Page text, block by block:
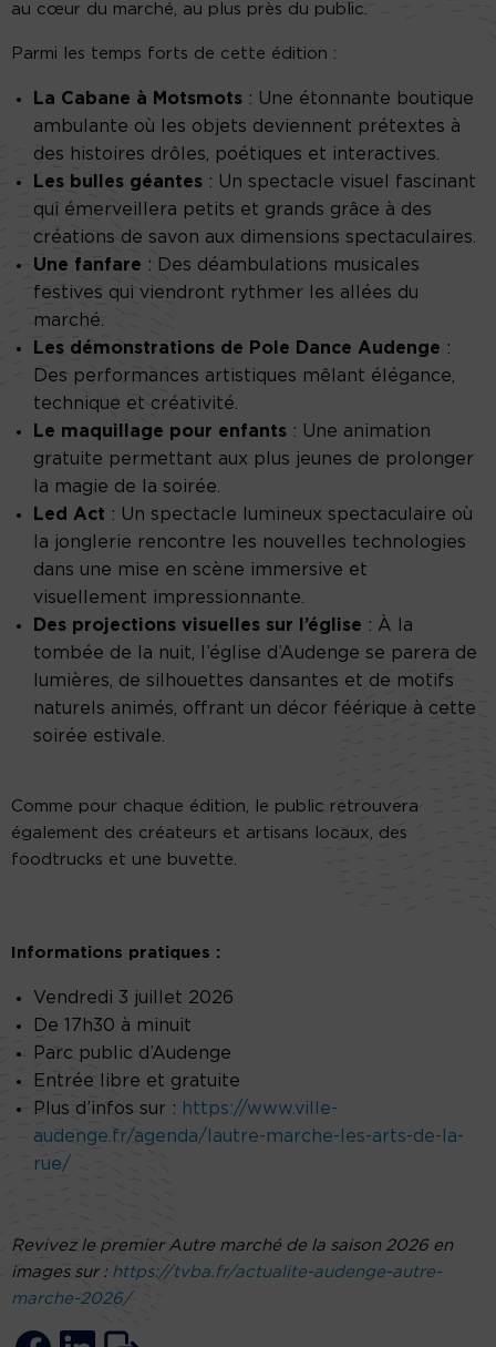
au cœur du marché, au plus près du public.
Parmi les temps forts de cette édition :
La Cabane à Motsmots : Une étonnante boutique
ambulante où les objets deviennent prétextes à
des histoires drôles, poétiques et interactives.
Les bulles géantes : Un spectacle visuel fascinant
qui émerveillera petits et grands grâce à des
créations de savon aux dimensions spectaculaires.
Une fanfare : Des déambulations musicales
festives qui viendront rythmer les allées du
marché.
Les démonstrations de Pole Dance Audenge :
Des performances artistiques mêlant élégance,
technique et créativité.
Le maquillage pour enfants : Une animation
gratuite permettant aux plus jeunes de prolonger
la magie de la soirée.
Led Act : Un spectacle lumineux spectaculaire où
la jonglerie rencontre les nouvelles technologies
dans une mise en scène immersive et
visuellement impressionnante.
Des projections visuelles sur l’église : À la
tombée de la nuit, l’église d’Audenge se parera de
lumières, de silhouettes dansantes et de motifs
naturels animés, offrant un décor féérique à cette
soirée estivale.
Comme pour chaque édition, le public retrouvera
également des créateurs et artisans locaux, des
foodtrucks et une buvette.
Informations pratiques :
Vendredi 3 juillet 2026
De 17h30 à minuit
Parc public d’Audenge
Entrée libre et gratuite
Plus d’infos sur : https://www.ville-
audenge.fr/agenda/lautre-marche-les-arts-de-la-
rue/
Revivez le premier Autre marché de la saison 2026 en
images sur : https://tvba.fr/actualite-audenge-autre-
marche-2026/